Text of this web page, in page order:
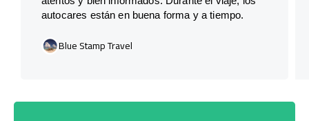
autocares están en buena forma y a tiempo.
Blue Stamp Travel